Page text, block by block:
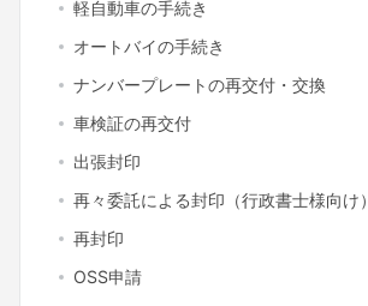
軽自動車の手続き
オートバイの手続き
ナンバープレートの再交付・交換
車検証の再交付
出張封印
再々委託による封印（行政書士様向け）
再封印
OSS申請